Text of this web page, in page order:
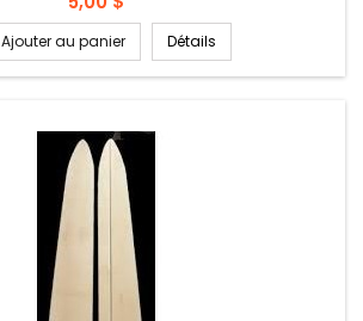
Ajouter au panier Détails